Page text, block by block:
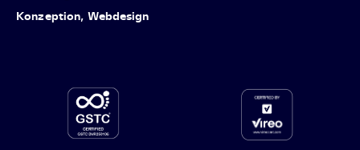
Konzeption, Webdesign